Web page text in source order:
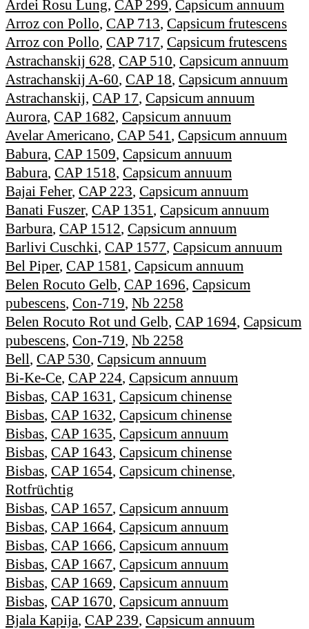
Ardei Rosu Lung, CAP 299, Capsicum annuum
Arroz con Pollo, CAP 713, Capsicum frutescens
Arroz con Pollo, CAP 717, Capsicum frutescens
Astrachanskij 628, CAP 510, Capsicum annuum
Astrachanskij A-60, CAP 18, Capsicum annuum
Astrachanskij, CAP 17, Capsicum annuum
Aurora, CAP 1682, Capsicum annuum
Avelar Americano, CAP 541, Capsicum annuum
Babura, CAP 1509, Capsicum annuum
Babura, CAP 1518, Capsicum annuum
Bajai Feher, CAP 223, Capsicum annuum
Banati Fuszer, CAP 1351, Capsicum annuum
Barbura, CAP 1512, Capsicum annuum
Barlivi Cuschki, CAP 1577, Capsicum annuum
Bel Piper, CAP 1581, Capsicum annuum
Belen Rocuto Gelb, CAP 1696, Capsicum
pubescens, Con-719, Nb 2258
Belen Rocuto Rot und Gelb, CAP 1694, Capsicum
pubescens, Con-719, Nb 2258
Bell, CAP 530, Capsicum annuum
Bi-Ke-Ce, CAP 224, Capsicum annuum
Bisbas, CAP 1631, Capsicum chinense
Bisbas, CAP 1632, Capsicum chinense
Bisbas, CAP 1635, Capsicum annuum
Bisbas, CAP 1643, Capsicum chinense
Bisbas, CAP 1654, Capsicum chinense,
Rotfrüchtig
Bisbas, CAP 1657, Capsicum annuum
Bisbas, CAP 1664, Capsicum annuum
Bisbas, CAP 1666, Capsicum annuum
Bisbas, CAP 1667, Capsicum annuum
Bisbas, CAP 1669, Capsicum annuum
Bisbas, CAP 1670, Capsicum annuum
Bjala Kapija, CAP 239, Capsicum annuum